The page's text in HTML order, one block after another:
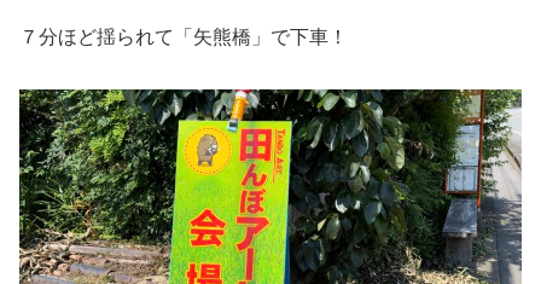
７分ほど揺られて「矢熊橋」で下車！